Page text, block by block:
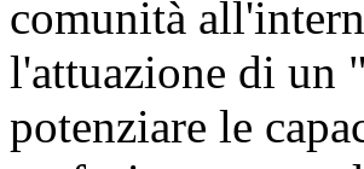
comunità
l'attuazione di un
potenziare le